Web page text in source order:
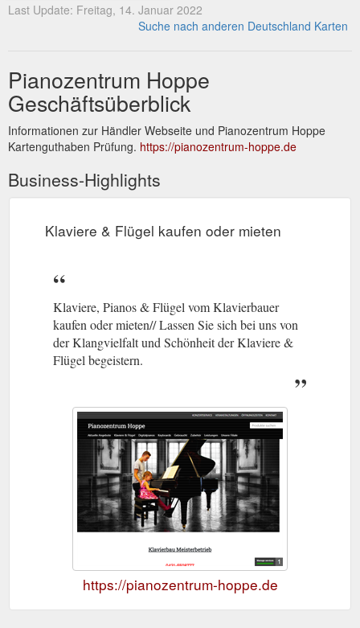
Last Update: Freitag, 14. Januar 2022
Suche nach anderen Deutschland Karten
Pianozentrum Hoppe
Geschäftsüberblick
Informationen zur Händler Webseite und Pianozentrum Hoppe
Kartenguthaben Prüfung. https://pianozentrum-hoppe.de
Business-Highlights
Klaviere & Flügel kaufen oder mieten
Klaviere, Pianos & Flügel vom Klavierbauer
kaufen oder mieten// Lassen Sie sich bei uns von
der Klangvielfalt und Schönheit der Klaviere &
Flügel begeistern.
https://pianozentrum-hoppe.de